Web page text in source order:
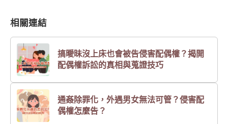
相關連結
搞曖昧沒上床也會被告侵害配偶權？揭開
配偶權訴訟的真相與蒐證技巧
通姦除罪化，外遇男女無法可管？侵害配
偶權怎麼告？